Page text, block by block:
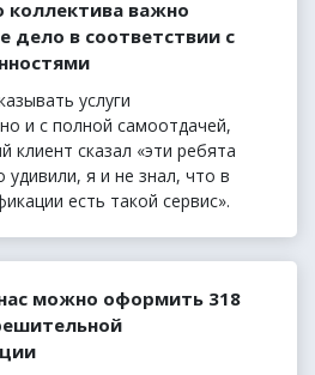
коллектива важно
дело в соответствии с
услуги
и с полной самоотдачей,
клиент сказал «эти ребята
удивили, я и не знал, что в
есть такой сервис».
можно оформить 318